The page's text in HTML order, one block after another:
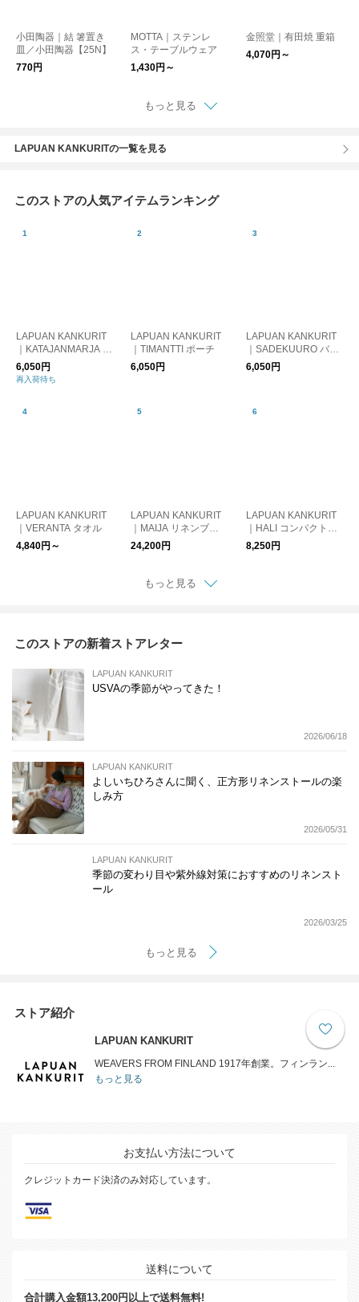
小田陶器｜結 箸置き
皿／小田陶器【25N】
770円
MOTTA｜ステンレ
ス・テーブルウェア
1,430円～
金照堂｜有田焼 重箱
4,070円～
もっと見る
LAPUAN KANKURITの一覧を見る
このストアの人気アイテムランキング
LAPUAN KANKURIT
｜KATAJANMARJA バ
ッグ
6,050円
再入荷待ち
LAPUAN KANKURIT
｜TIMANTTI ポーチ
6,050円
LAPUAN KANKURIT
｜SADEKUURO バッ
グ
6,050円
LAPUAN KANKURIT
｜VERANTA タオル
4,840円～
LAPUAN KANKURIT
｜MAIJA リネンブラ
ンケット
24,200円
LAPUAN KANKURIT
｜HALI コンパクトス
トール
8,250円
もっと見る
このストアの新着ストアレター
LAPUAN KANKURIT
USVAの季節がやってきた！
2026/06/18
LAPUAN KANKURIT
よしいちひろさんに聞く、正方形リネンストールの楽
しみ方
2026/05/31
LAPUAN KANKURIT
季節の変わり目や紫外線対策におすすめのリネンスト
ール
2026/03/25
もっと見る
ストア紹介
LAPUAN KANKURIT
WEAVERS FROM FINLAND 1917年創業。フィンラン...
もっと見る
お支払い方法について
クレジットカード決済のみ対応しています。
送料について
合計購入金額13,200円以上で送料無料!